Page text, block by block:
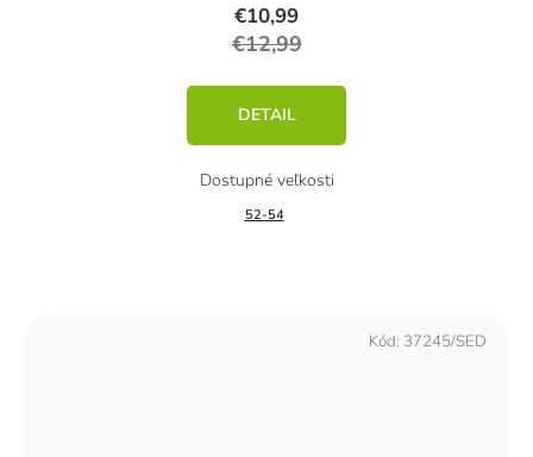
€10,99
€12,99
DETAIL
52-54
Kód: 37245/SED